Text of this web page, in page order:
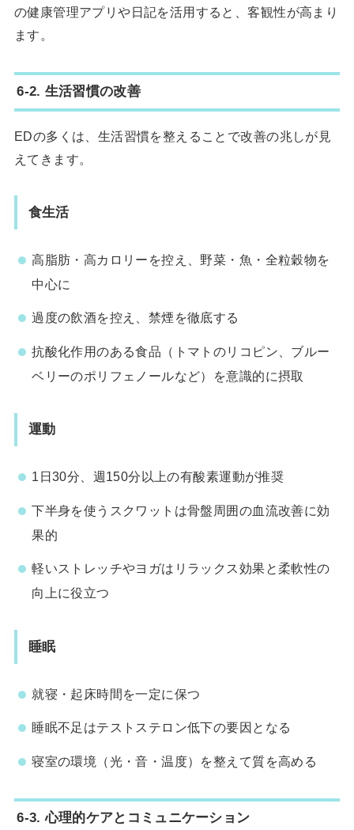
の健康管理アプリや日記を活用すると、客観性が高まり
ます。
6-2. 生活習慣の改善
EDの多くは、生活習慣を整えることで改善の兆しが見
えてきます。
食生活
高脂肪・高カロリーを控え、野菜・魚・全粒穀物を
中心に
過度の飲酒を控え、禁煙を徹底する
抗酸化作用のある食品（トマトのリコピン、ブルー
ベリーのポリフェノールなど）を意識的に摂取
運動
1日30分、週150分以上の有酸素運動が推奨
下半身を使うスクワットは骨盤周囲の血流改善に効
果的
軽いストレッチやヨガはリラックス効果と柔軟性の
向上に役立つ
睡眠
就寝・起床時間を一定に保つ
睡眠不足はテストステロン低下の要因となる
寝室の環境（光・音・温度）を整えて質を高める
6-3. 心理的ケアとコミュニケーション